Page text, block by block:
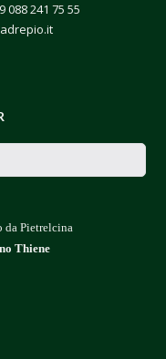
088 241 75 55
da Pietrelcina
Thiene